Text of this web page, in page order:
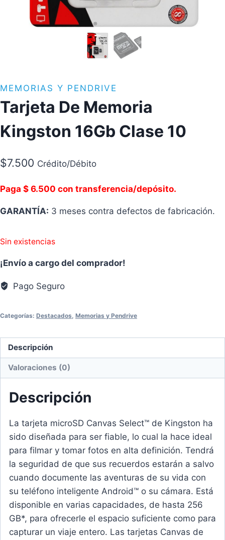
MEMORIAS Y PENDRIVE
Tarjeta De Memoria
Kingston 16Gb Clase 10
$7.500 Crédito/Débito
Paga $ 6.500 con transferencia/depósito.
GARANTÍA: 3 meses contra defectos de fabricación.
Sin existencias
¡Envío a cargo del comprador!
Pago Seguro
Categorías: Destacados Memorias y Pendrive
Descripción
Valoraciones (0)
Descripción
La tarjeta microSD Canvas Select™ de Kingston ha
sido diseñada para ser fiable, lo cual la hace ideal
para filmar y tomar fotos en alta definición. Tendrá
la seguridad de que sus recuerdos estarán a salvo
cuando documente las aventuras de su vida con
su teléfono inteligente Android™ o su cámara. Está
disponible en varias capacidades, de hasta 256
GB*, para ofrecerle el espacio suficiente como para
capturar un viaje entero. Las tarjetas Canvas de